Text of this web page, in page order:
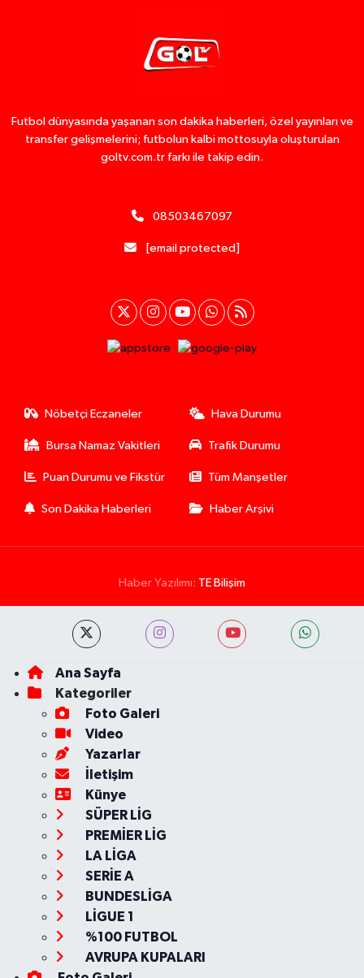
Futbol dünyasında yaşanan son dakika haberleri, özel yayınları ve
transfer gelişmelerini; futbolun kalbi mottosuyla oluşturulan
goltv.com.tr farkı ile takip edin.
08503467097
[email protected]
Nöbetçi Eczaneler Hava Durumu
Bursa Namaz Vakitleri Trafik Durumu
Puan Durumu ve Fikstür Tüm Manşetler
Son Dakika Haberleri Haber Arşivi
Haber Yazılımı: TE Bilişim
Ana Sayfa
Kategoriler
Foto Galeri
Video
Yazarlar
İletişim
Künye
SÜPER LİG
PREMİER LİG
LA LİGA
SERİE A
BUNDESLİGA
LİGUE 1
%100 FUTBOL
AVRUPA KUPALARI